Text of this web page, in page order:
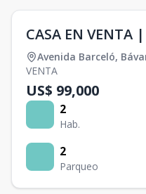
CASA EN VENTA
Avenida Barceló,
VENTA
US$ 99,000
2
Hab.
2
Parqueo